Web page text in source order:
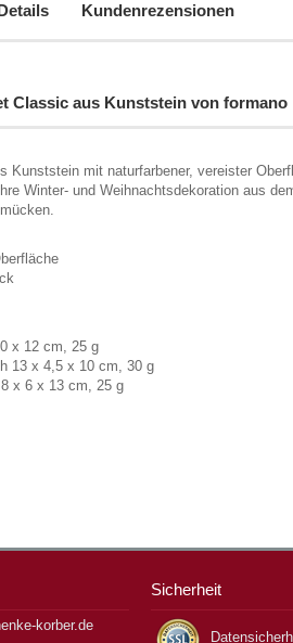
Kundenrezensionen
Classic aus Kunststein von formano
Kunststein mit naturfarbener, vereister
Winter- und Weihnachtsdekoration aus
x 12 cm, 25 g
13 x 4,5 x 10 cm, 30 g
x 6 x 13 cm, 25 g
korber.de
Sicherheit